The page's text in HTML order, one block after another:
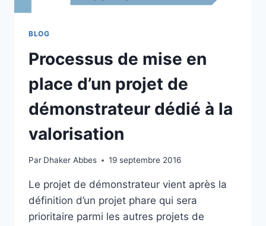
BLOG
Processus de mise en
place d’un projet de
démonstrateur dédié à la
valorisation
Par Dhaker Abbes 19 septembre 2016
Le projet de démonstrateur vient après la
définition d’un projet phare qui sera
prioritaire parmi les autres projets de